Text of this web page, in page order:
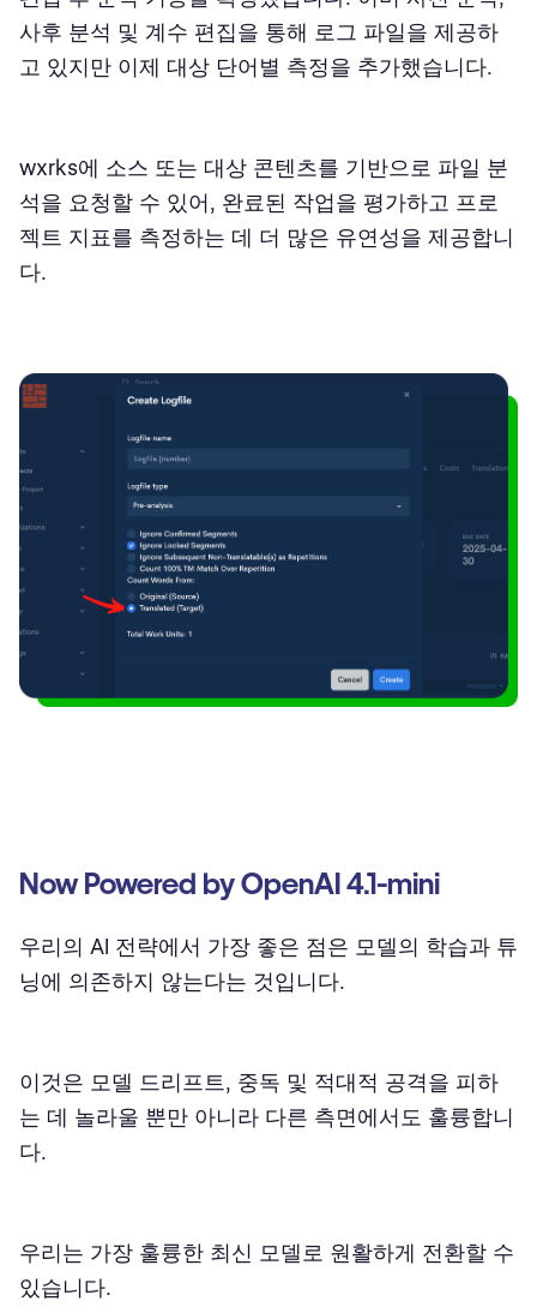
사후 분석 및 계수 편집을 통해 로그 파일을 제공하
고 있지만 이제 대상 단어별 측정을 추가했습니다.
wxrks에 소스 또는 대상 콘텐츠를 기반으로 파일 분
석을 요청할 수 있어, 완료된 작업을 평가하고 프로
젝트 지표를 측정하는 데 더 많은 유연성을 제공합니
다.
Now Powered by OpenAI 4.1-mini
우리의 AI 전략에서 가장 좋은 점은 모델의 학습과 튜
닝에 의존하지 않는다는 것입니다.
이것은 모델 드리프트, 중독 및 적대적 공격을 피하
는 데 놀라울 뿐만 아니라 다른 측면에서도 훌륭합니
다.
우리는 가장 훌륭한 최신 모델로 원활하게 전환할 수
있습니다.